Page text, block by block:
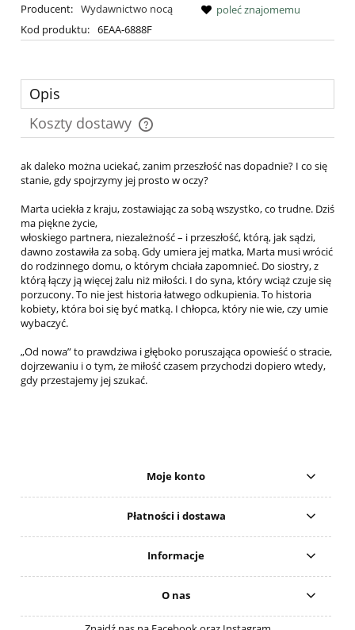
Producent: Wydawnictwo nocą
Kod produktu: 6EAA-6888F
poleć znajomemu
Opis
Koszty dostawy
Cena nie zawiera ewentualnych kosztów płatności
ak daleko można uciekać, zanim przeszłość nas dopadnie? I co się
stanie, gdy spojrzymy jej prosto w oczy?
Marta uciekła z kraju, zostawiając za sobą wszystko, co trudne. Dziś
ma piękne życie,
włoskiego partnera, niezależność – i przeszłość, którą, jak sądzi,
dawno zostawiła za sobą. Gdy umiera jej matka, Marta musi wrócić
do rodzinnego domu, o którym chciała zapomnieć. Do siostry, z
którą łączy ją więcej żalu niż miłości. I do syna, który wciąż czuje się
porzucony. To nie jest historia łatwego odkupienia. To historia
kobiety, która boi się być matką. I chłopca, który nie wie, czy umie
wybaczyć.
„Od nowa” to prawdziwa i głęboko poruszająca opowieść o stracie,
dojrzewaniu i o tym, że miłość czasem przychodzi dopiero wtedy,
gdy przestajemy jej szukać.
Moje konto
Płatności i dostawa
Informacje
O nas